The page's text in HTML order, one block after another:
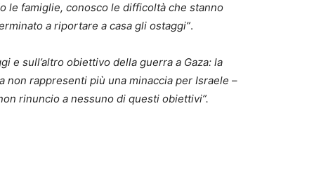
le famiglie, conosco le difficoltà che stanno
a riportare a casa gli ostaggi”.
e sull’altro obiettivo della guerra a Gaza: la
non rappresenti più una minaccia per Israele –
rinuncio a nessuno di questi obiettivi”.